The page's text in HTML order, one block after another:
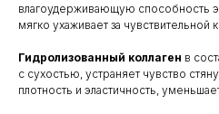
влагоудерживающую способность
мягко ухаживает за чувствительной
Гидролизованный коллаген в
с сухостью, устраняет чувство
плотность и эластичность,